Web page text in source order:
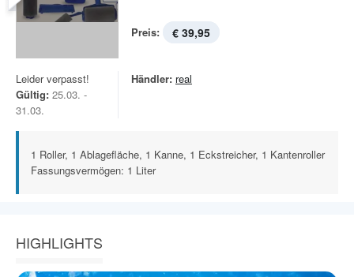
Preis: € 39,95
Leider verpasst!
Gültig: 25.03. -
31.03.
Händler: real
1 Roller, 1 Ablagefläche, 1 Kanne, 1 Eckstreicher, 1 Kantenroller
Fassungsvermögen: 1 Liter
HIGHLIGHTS